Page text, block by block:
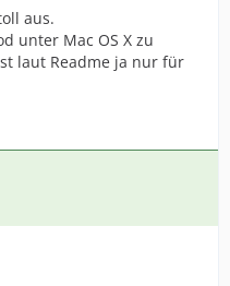
aus.
unter Mac OS X zu
laut Readme ja nur für